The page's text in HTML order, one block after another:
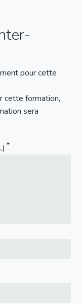
pour cette
cette formation,
sera